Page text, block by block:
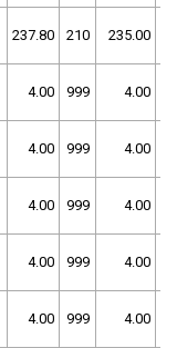
237.80 210 235.00
4.00 999 4.00
4.00 999 4.00
4.00 999 4.00
4.00 999 4.00
4.00 999 4.00